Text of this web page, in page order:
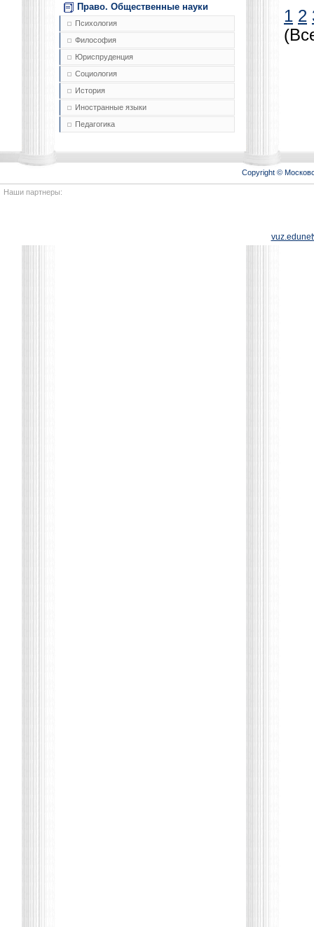
Право. Общественные науки
Психология
Философия
Юриспруденция
Социология
История
Иностранные языки
Педагогика
1 2
Copyright ©
Наши партнеры: